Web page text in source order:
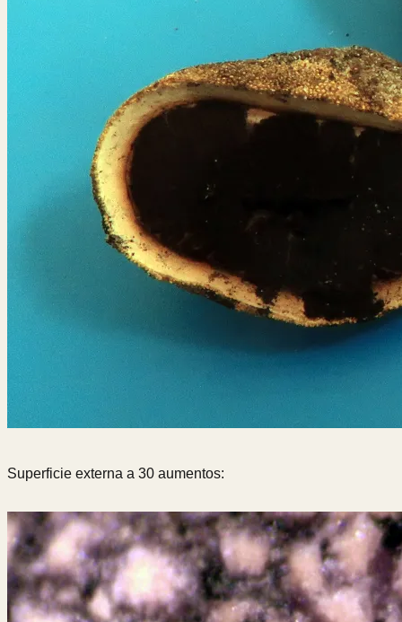
Superficie externa a 30 aumentos: